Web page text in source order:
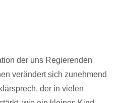
der uns Regierenden
verändert sich zunehmend
der in vielen